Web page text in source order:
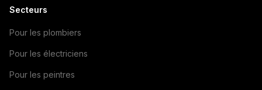
Secteurs
Pour les plombiers
Pour les électriciens
Pour les peintres